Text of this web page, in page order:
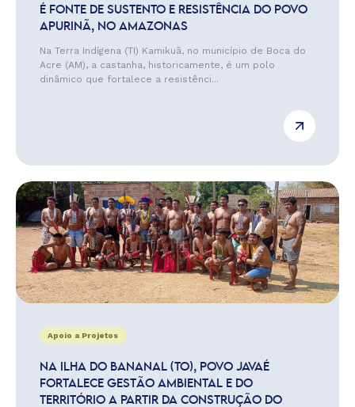
É FONTE DE SUSTENTO E RESISTÊNCIA DO POVO
APURINÃ, NO AMAZONAS
Na Terra Indígena (TI) Kamikuã, no município de Boca do
Acre (AM), a castanha, historicamente, é um polo
dinâmico que fortalece a resistênci...
Apoio a Projetos
NA ILHA DO BANANAL (TO), POVO JAVAÉ
FORTALECE GESTÃO AMBIENTAL E DO
TERRITÓRIO A PARTIR DA CONSTRUÇÃO DO